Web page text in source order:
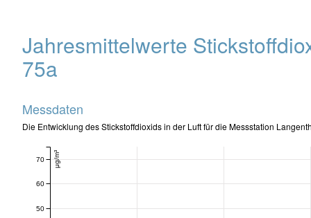
Jahresmittelwerte
75a
Messdaten
Die Entwicklung des Stickstoffdioxids in der Luft für die Messstation
μg/m³
50
60
70